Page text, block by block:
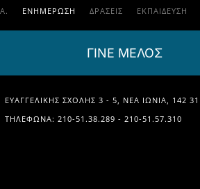
ΕΝΗΜΕΡΩΣΗ ΔΡΑΣΕΙΣ ΕΚΠΑΊΔΕΥΣΗ
ΓΙΝΕ ΜΕΛΟΣ
ΕΥΑΓΓΕΛΙΚΉΣ ΣΧΟΛΉΣ 3 - 5, ΝΈΑ ΙΩΝΊΑ, 142 31
ΤΗΛΈΦΩΝΑ: 210-51.38.289 - 210-51.57.310